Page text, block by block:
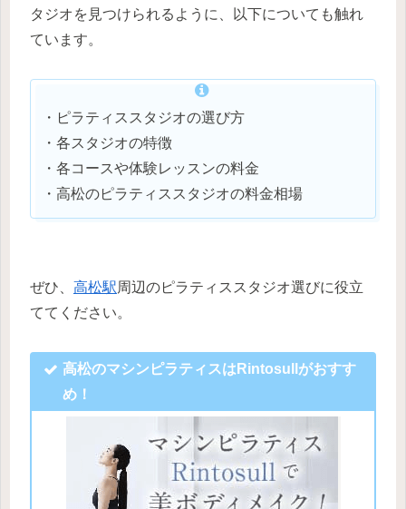
タジオを見つけられるように、以下についても触れ
ています。
・ピラティススタジオの選び方
・各スタジオの特徴
・各コースや体験レッスンの料金
・高松のピラティススタジオの料金相場
ぜひ、 高松駅周辺のピラティススタジオ選びに役立
ててください。
高松のマシンピラティスはRintosullがおすす
め！